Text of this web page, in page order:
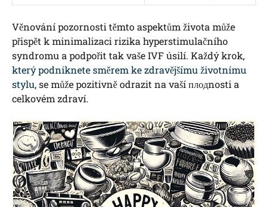
Věnování pozornosti těmto aspektům života může
přispět k minimalizaci rizika hyperstimulačního
syndromu a podpořit tak vaše IVF úsilí. Každý krok,
který podniknete směrem ke zdravějšímu životnímu
stylu, se může pozitivně odrazit na vaší плодnosti a
celkovém zdraví.